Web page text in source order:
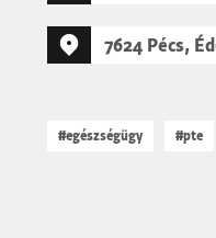
7624 Pécs,
#egészségügy #pte